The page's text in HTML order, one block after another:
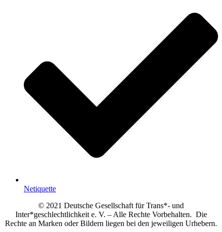
Netiquette
© 2021 Deutsche Gesellschaft für Trans*- und
Inter*geschlechtlichkeit e. V. – Alle Rechte Vorbehalten. Die
Rechte an Marken oder Bildern liegen bei den jeweiligen Urhebern.